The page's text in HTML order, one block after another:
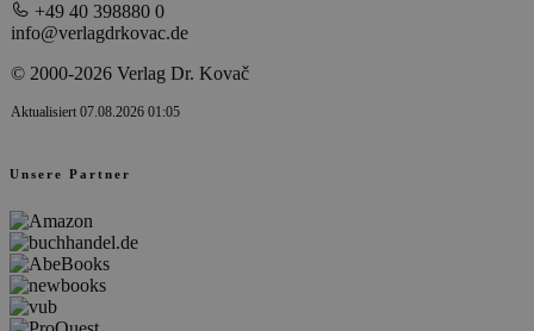
+49 40 398880 0
info@verlagdrkovac.de
© 2000-2026 Verlag Dr. Kovač
Aktualisiert 07.08.2026 01:05
Unsere Partner